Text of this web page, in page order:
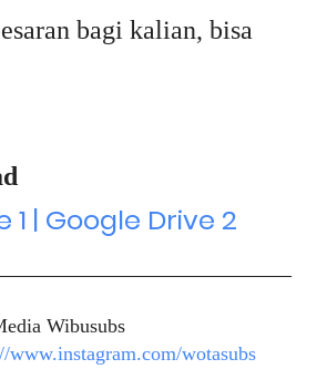
bagi kalian, bisa
1 | Google Drive 2
Wibusubs
www.instagram.com/wotasubs